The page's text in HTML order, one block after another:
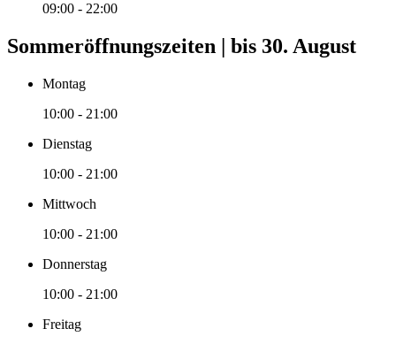
09:00 - 22:00
Sommeröffnungszeiten | bis 30. August
Montag
10:00 - 21:00
Dienstag
10:00 - 21:00
Mittwoch
10:00 - 21:00
Donnerstag
10:00 - 21:00
Freitag